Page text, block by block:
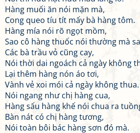
Hàng muối ăn nói mặn mà,
Cong queo tíu tít mấy bà hàng tôm.
Hàng mía nói rõ ngọt mồm,
Sao cô hàng thuốc nói thường mà
Các bà trầu vỏ cũng cay,
Nói thời dai ngoách cả ngày không
Lại thêm hàng nón áo tơi,
Vành vẻ xoi mói cả ngày không thua.
Nói ngang như chị hàng cua,
Hàng sấu hàng khế nói chua ra
Bàn nát có chị hàng tương,
Nói toàn bôi bác hàng sơn đó mà.